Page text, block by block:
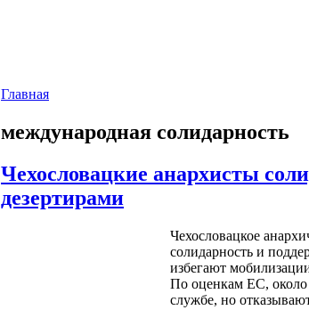
Главная
международная солидарность
Чехословацкие анархисты
дезертирами
Чехословацкое
солидарность и
избегают
По оценкам ЕС, около
службе, но